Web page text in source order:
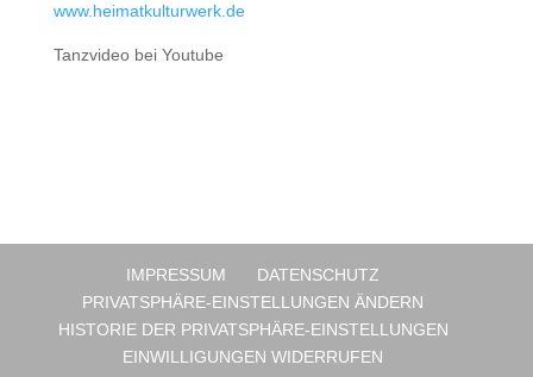
www.heimatkulturwerk.de
Tanzvideo bei Youtube
IMPRESSUM
DATENSCHUTZ
PRIVATSPHÄRE-EINSTELLUNGEN ÄNDERN
HISTORIE DER PRIVATSPHÄRE-EINSTELLUNGEN
EINWILLIGUNGEN WIDERRUFEN